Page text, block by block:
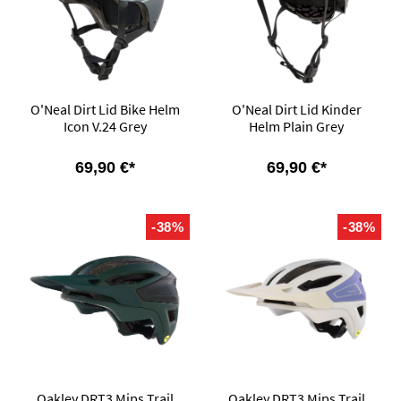
O'Neal Dirt Lid Bike Helm
Icon V.24 Grey
69,90 €*
O'Neal Dirt Lid Kinder
Helm Plain Grey
69,90 €*
-38% -38%